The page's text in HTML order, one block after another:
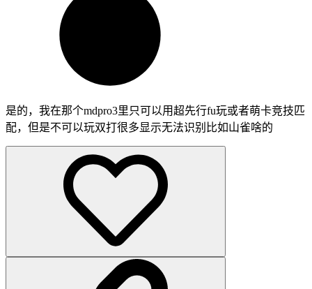
是的，我在那个mdpro3里只可以用超先行fu玩或者萌卡竞技匹
配，但是不可以玩双打很多显示无法识别比如山雀啥的